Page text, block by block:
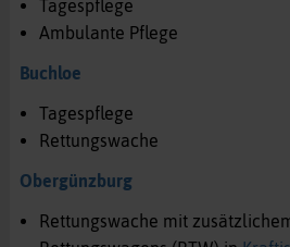
Tagespflege
Ambulante Pflege
Buchloe
Tagespflege
Rettungswache
Obergünzburg
Rettungswache mit